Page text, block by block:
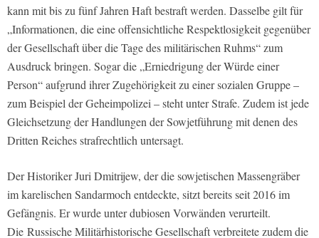
kann mit bis zu fünf Jahren Haft bestraft werden. Dasselbe gilt für
„Informationen, die eine offensichtliche Respektlosigkeit gegenüber
der Gesellschaft über die Tage des militärischen Ruhms“ zum
Ausdruck bringen. Sogar die „Erniedrigung der Würde einer
Person“ aufgrund ihrer Zugehörigkeit zu einer sozialen Gruppe –
zum Beispiel der Geheimpolizei – steht unter Strafe. Zudem ist jede
Gleichsetzung der Handlungen der Sowjetführung mit denen des
Dritten Reiches strafrechtlich untersagt.
Der Historiker Juri Dmitrijew, der die sowjetischen Massengräber
im karelischen Sandarmoch entdeckte, sitzt bereits seit 2016 im
Gefängnis. Er wurde unter dubiosen Vorwänden verurteilt.
Die Russische Militärhistorische Gesellschaft verbreitete zudem die